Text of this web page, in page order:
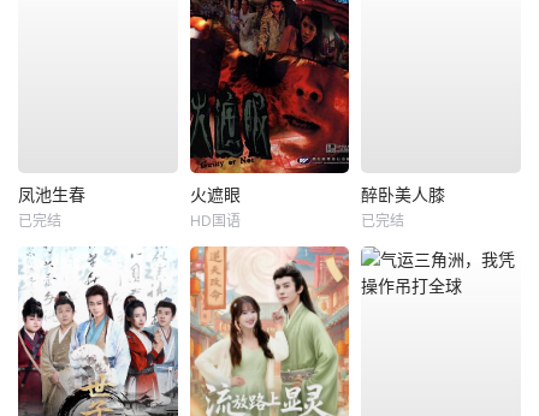
凤池生春
已完结
火遮眼
HD国语
醉卧美人膝
已完结